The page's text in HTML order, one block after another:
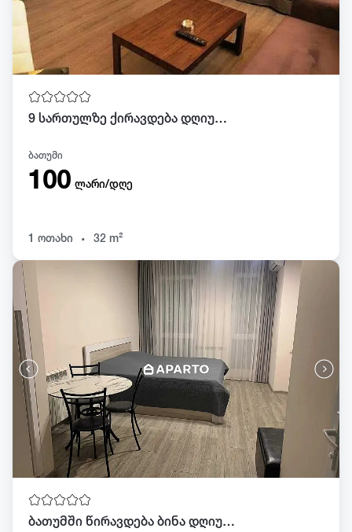
9 სართულზე ქირავდება დღიურად სტუდიო ბინა
ბათუმი
100 ლარი/დღე
1 ოთახი . 32 m²
ბათუმში წირავდება ბინა დღიურად